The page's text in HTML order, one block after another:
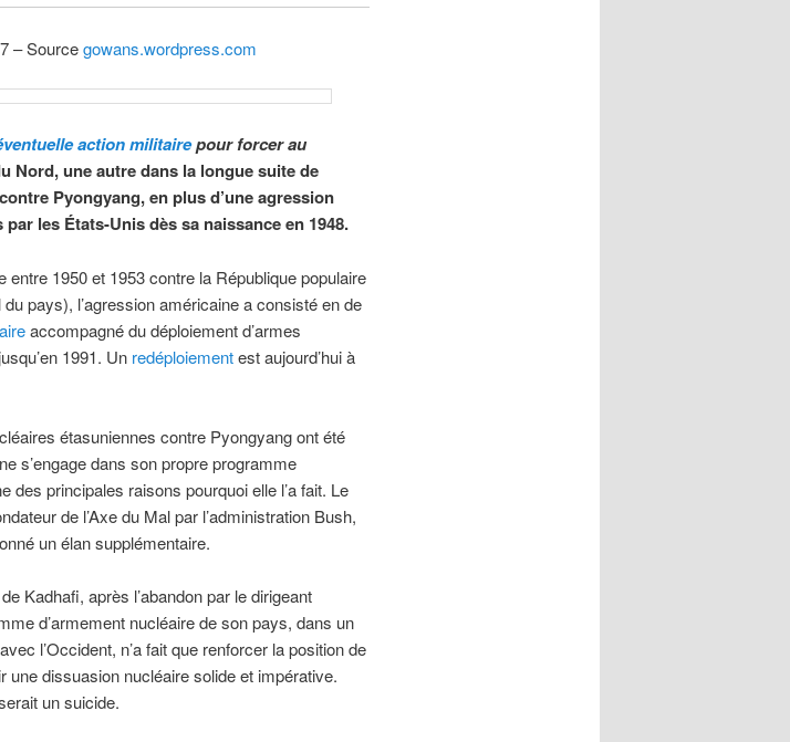
– Sourcegowans.wordpress.com
action militairepour forcer au
Nord, une autre dans la longue suite de
Pyongyang, en plus d’une agression
les États-Unis dès sa naissance en 1948.
entre 1950 et 1953 contre la République populaire
pays), l’agression américaine a consisté en de
accompagné du déploiement d’armes
1991. Un redéploiementest aujourd’hui à
étasuniennes contre Pyongyang ont été
s’engage dans son propre programme
des principales raisons pourquoi elle l’a fait. Le
de l’Axe du Mal par l’administration Bush,
un élan supplémentaire.
Kadhafi, après l’abandon par le dirigeant
d’armement nucléaire de son pays, dans un
l’Occident, n’a fait que renforcer la position de
une dissuasion nucléaire solide et impérative.
un suicide.